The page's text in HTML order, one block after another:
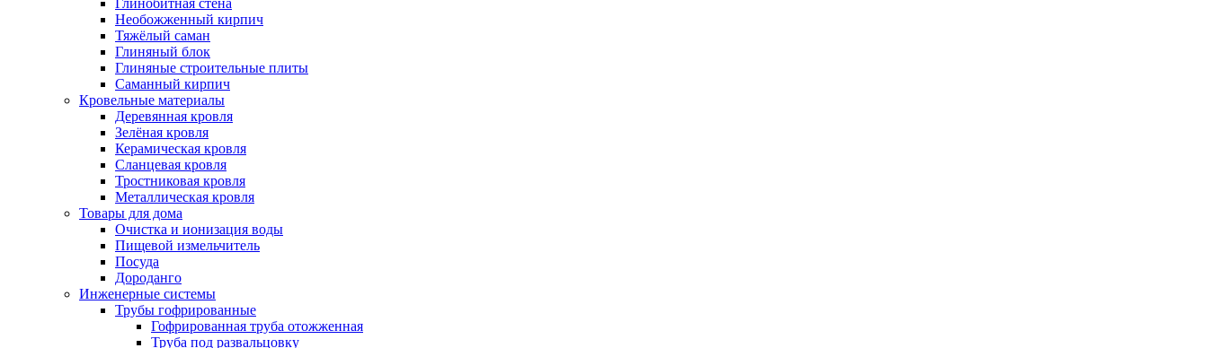
Глинобитная стена
Необожженный кирпич
Тяжёлый саман
Глиняный блок
Глиняные строительные плиты
Саманный кирпич
Кровельные материалы
Деревянная кровля
Зелёная кровля
Керамическая кровля
Сланцевая кровля
Тростниковая кровля
Металлическая кровля
Товары для дома
Очистка и ионизация воды
Пищевой измельчитель
Посуда
Дороданго
Инженерные системы
Трубы гофрированные
Гофрированная труба отожженная
Труба под развальцовку